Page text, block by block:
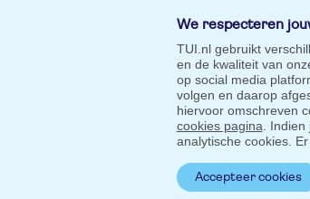
We respecteren
TUI.nl gebruikt
en de kwaliteit van
op social media
volgen en daarop
hiervoor omschreven
cookies pagina .
analytische cookies.
Accepteer cookies